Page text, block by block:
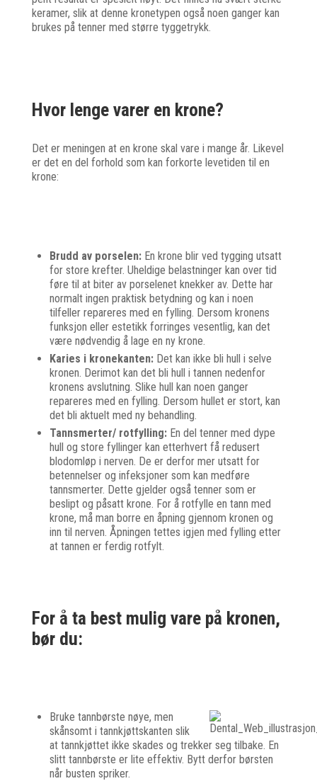
keramer, slik at denne kronetypen også noen ganger kan
brukes på tenner med større tyggetrykk.
Hvor lenge varer en krone?
Det er meningen at en krone skal vare i mange år. Likevel
er det en del forhold som kan forkorte levetiden til en
krone:
Brudd av porselen: En krone blir ved tygging utsatt
for store krefter. Uheldige belastninger kan over tid
føre til at biter av porselenet knekker av. Dette har
normalt ingen praktisk betydning og kan i noen
tilfeller repareres med en fylling. Dersom kronens
funksjon eller estetikk forringes vesentlig, kan det
være nødvendig å lage en ny krone.
Karies i kronekanten: Det kan ikke bli hull i selve
kronen. Derimot kan det bli hull i tannen nedenfor
kronens avslutning. Slike hull kan noen ganger
repareres med en fylling. Dersom hullet er stort, kan
det bli aktuelt med ny behandling.
Tannsmerter/ rotfylling: En del tenner med dype
hull og store fyllinger kan etterhvert få redusert
blodomløp i nerven. De er derfor mer utsatt for
betennelser og infeksjoner som kan medføre
tannsmerter. Dette gjelder også tenner som er
beslipt og påsatt krone. For å rotfylle en tann med
krone, må man borre en åpning gjennom kronen og
inn til nerven. Åpningen tettes igjen med fylling etter
at tannen er ferdig rotfylt.
For å ta best mulig vare på kronen,
bør du:
Bruke tannbørste nøye, men
skånsomt i tannkjøttskanten slik
at tannkjøttet ikke skades og trekker seg tilbake. En
slitt tannbørste er lite effektiv. Bytt derfor børsten
når busten spriker.